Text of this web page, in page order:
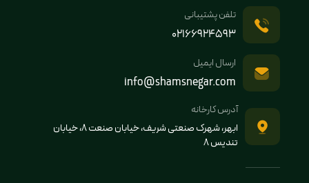
تلفن پشتیبانی
02166924593
ارسال ایمیل
info@shamsnegar.com
آدرس کارخانه
ابهر، شهرک صنعتی شریف، خیابان صنعت 8، خیابان
تندیس 8